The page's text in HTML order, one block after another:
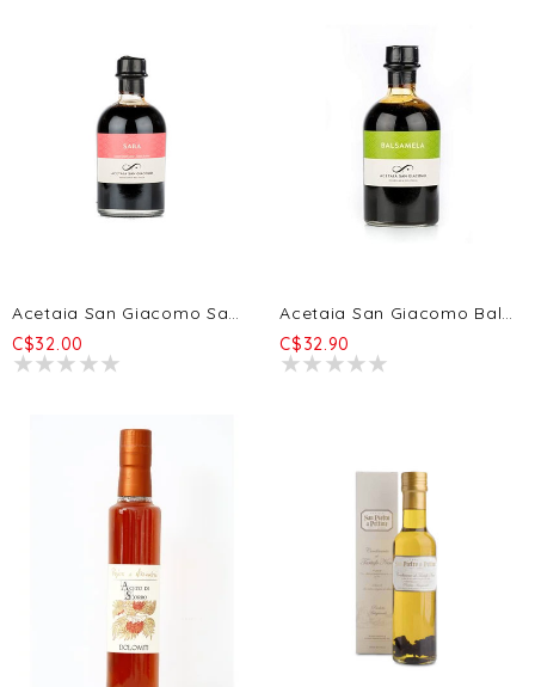
Acetaia San Giacomo Saba BIO 250ml
C$32.00
Acetaia San Giacomo Balsamela BIO 250ml
C$32.90